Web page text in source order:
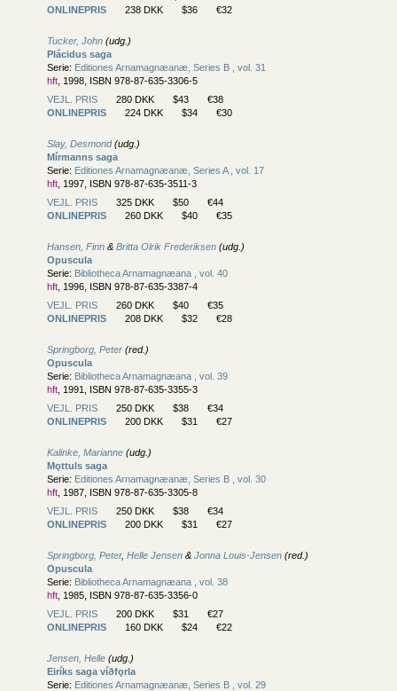
ONLINEPRIS
238 DKK $36 €32
Tucker, John (udg.)
Plácidus saga
Serie: Editiones Arnamagnæanæ, Series B , vol. 31
hft , 1998, ISBN 978-87-635-3306-5
VEJL. PRIS
280 DKK $43
€38
ONLINEPRIS
224 DKK $34 €30
Slay, Desmond(udg.)
Mírmanns saga
Serie: Editiones Arnamagnæanæ, Series A , vol. 17
hft , 1997, ISBN 978-87-635-3511-3
VEJL. PRIS
325 DKK $50
€44
ONLINEPRIS
260 DKK $40 €35
Hansen, Finn & Britta Olrik Frederiksen (udg.)
Opuscula
Serie: Bibliotheca Arnamagnæana , vol. 40
hft , 1996, ISBN 978-87-635-3387-4
VEJL. PRIS
260 DKK $40
€35
ONLINEPRIS
208 DKK $32 €28
Springborg, Peter (red.)
Opuscula
Serie: Bibliotheca Arnamagnæana , vol. 39
hft , 1991, ISBN 978-87-635-3355-3
VEJL. PRIS
250 DKK $38
€34
ONLINEPRIS
200 DKK $31 €27
Kalinke, Marianne (udg.)
Mǫttuls saga
Serie: Editiones Arnamagnæanæ, Series B , vol. 30
hft , 1987, ISBN 978-87-635-3305-8
VEJL. PRIS
250 DKK $38
€34
ONLINEPRIS
200 DKK $31 €27
Springborg, Peter, Helle Jensen & Jonna Louis-Jensen (red.)
Opuscula
Serie: Bibliotheca Arnamagnæana , vol. 38
hft , 1985, ISBN 978-87-635-3356-0
VEJL. PRIS
200 DKK $31
€27
ONLINEPRIS
160 DKK $24 €22
Jensen, Helle (udg.)
Eiríks saga víðfǫrla
Serie: Editiones Arnamagnæanæ, Series B , vol. 29